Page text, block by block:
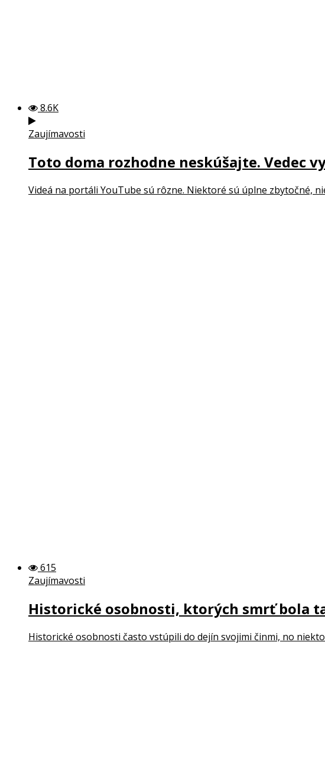
8.6K
Zaujímavosti
Toto doma rozhodne neskúšajte. Vedec
Videá na portáli YouTube sú rôzne. Niektoré sú úplne zbytočné,
615
Zaujímavosti
Historické osobnosti, ktorých smrť bola
Historické osobnosti často vstúpili do dejín svojimi činmi, no